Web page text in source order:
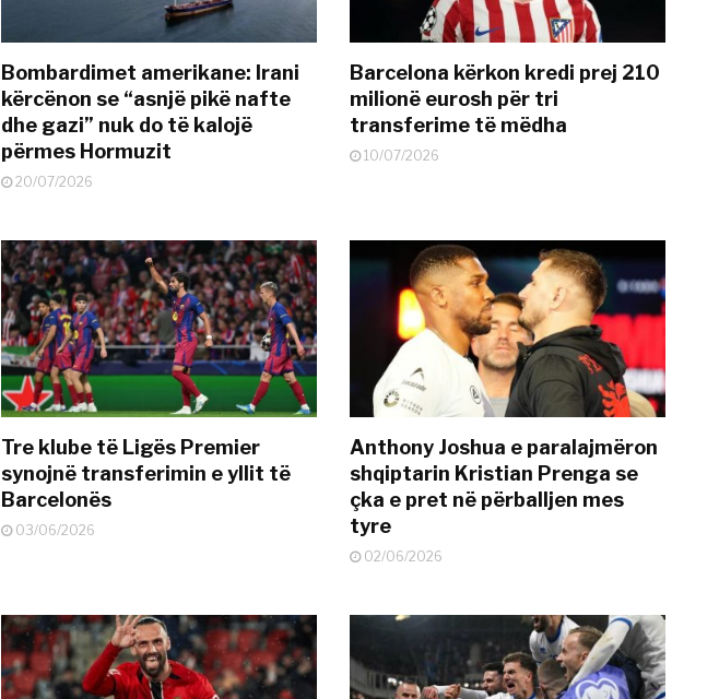
Bombardimet amerikane: Irani
kërcënon se “asnjë pikë nafte
dhe gazi” nuk do të kalojë
përmes Hormuzit
20/07/2026
Barcelona kërkon kredi prej 210
milionë eurosh për tri
transferime të mëdha
10/07/2026
Tre klube të Ligës Premier
synojnë transferimin e yllit të
Barcelonës
03/06/2026
Anthony Joshua e paralajmëron
shqiptarin Kristian Prenga se
çka e pret në përballjen mes
tyre
02/06/2026